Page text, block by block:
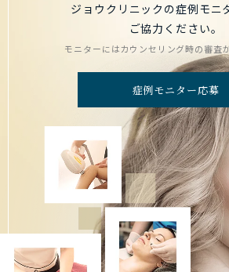
ジョウクリニックの症例モニ
ご協力ください。
モニターにはカウンセリング時の審査
症例モニター応募